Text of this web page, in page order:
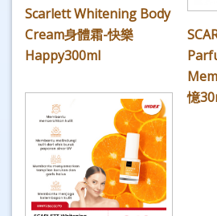
Scarlett Whitening Body
Cream身體霜-快樂
Happy300ml
憶